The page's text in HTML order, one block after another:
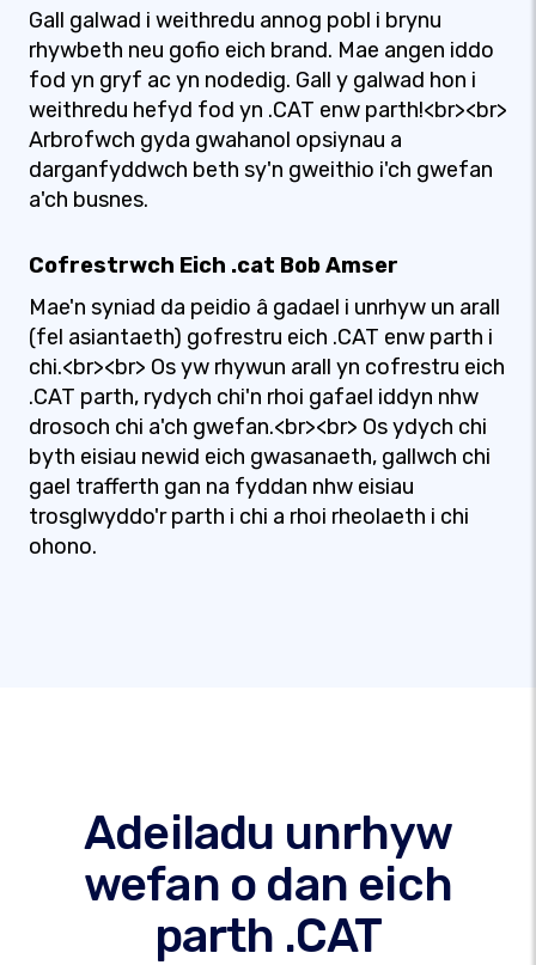
Gall galwad i weithredu annog pobl i brynu
rhywbeth neu gofio eich brand. Mae angen iddo
fod yn gryf ac yn nodedig. Gall y galwad hon i
weithredu hefyd fod yn .CAT enw parth!<br><br>
Arbrofwch gyda gwahanol opsiynau a
darganfyddwch beth sy'n gweithio i'ch gwefan
a'ch busnes.
Cofrestrwch Eich .cat Bob Amser
Mae'n syniad da peidio â gadael i unrhyw un arall
(fel asiantaeth) gofrestru eich .CAT enw parth i
chi.<br><br> Os yw rhywun arall yn cofrestru eich
.CAT parth, rydych chi'n rhoi gafael iddyn nhw
drosoch chi a'ch gwefan.<br><br> Os ydych chi
byth eisiau newid eich gwasanaeth, gallwch chi
gael trafferth gan na fyddan nhw eisiau
trosglwyddo'r parth i chi a rhoi rheolaeth i chi
ohono.
Adeiladu unrhyw
wefan o dan eich
parth .CAT